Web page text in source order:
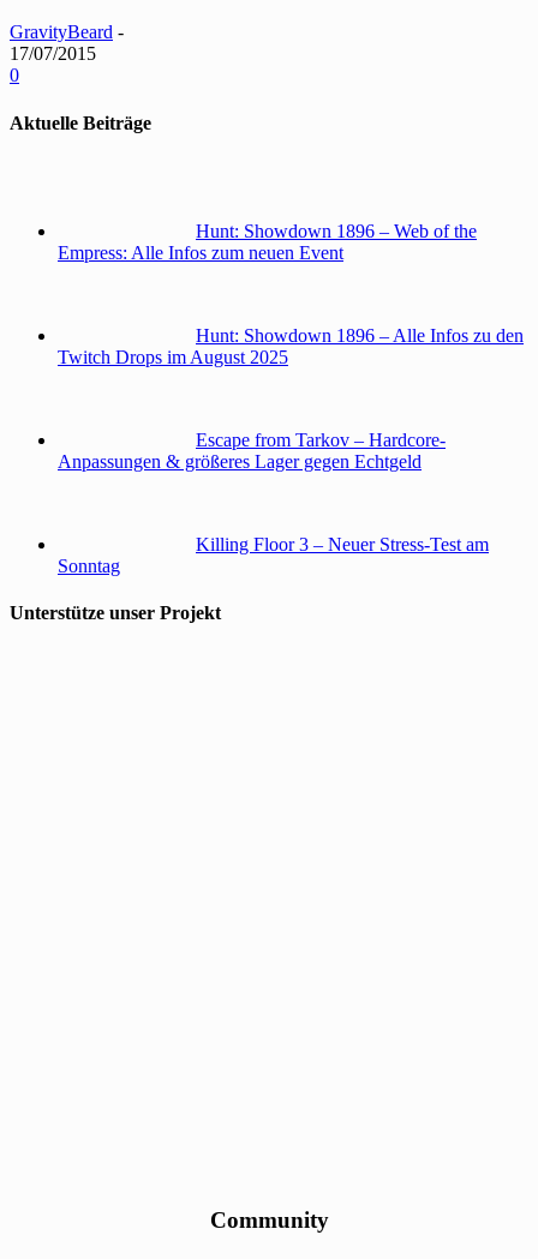
GravityBeard -
17/07/2015
0
Aktuelle Beiträge
Hunt: Showdown 1896 – Web of the
Empress: Alle Infos zum neuen Event
Hunt: Showdown 1896 – Alle Infos zu den
Twitch Drops im August 2025
Escape from Tarkov – Hardcore-
Anpassungen & größeres Lager gegen Echtgeld
Killing Floor 3 – Neuer Stress-Test am
Sonntag
Unterstütze unser Projekt
Community